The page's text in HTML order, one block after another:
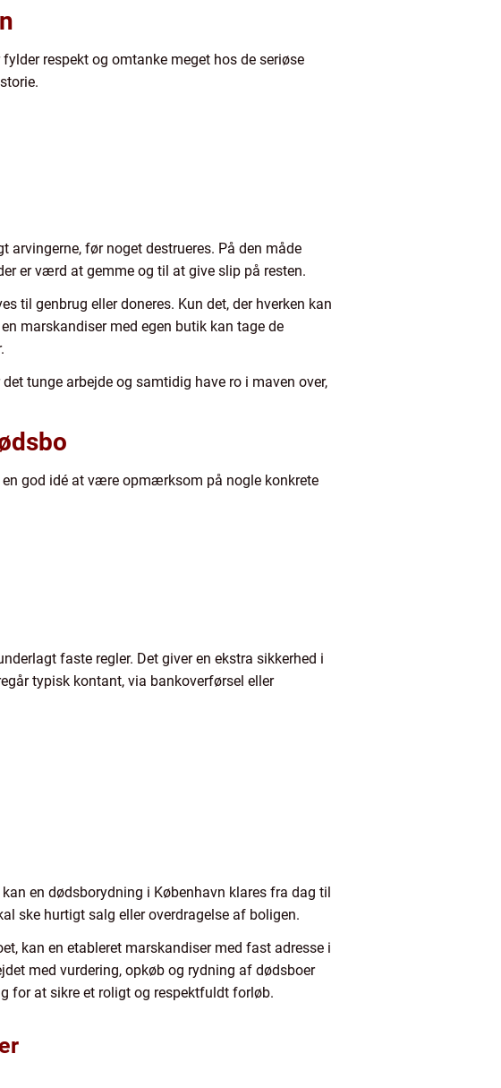
respekt og omtanke meget hos de seriøse
arvingerne, før noget destrueres. På den måde
er værd at gemme og til at give slip på resten.
til genbrug eller doneres. Kun det, der hverken kan
marskandiser med egen butik kan tage de
tunge arbejde og samtidig have ro i maven over,
en god idé at være opmærksom på nogle konkrete
faste regler. Det giver en ekstra sikkerhed i
typisk kontant, via bankoverførsel eller
en dødsborydning i København klares fra dag til
ske hurtigt salg eller overdragelse af boligen.
kan en etableret marskandiser med fast adresse i
med vurdering, opkøb og rydning af dødsboer
for at sikre et roligt og respektfuldt forløb.